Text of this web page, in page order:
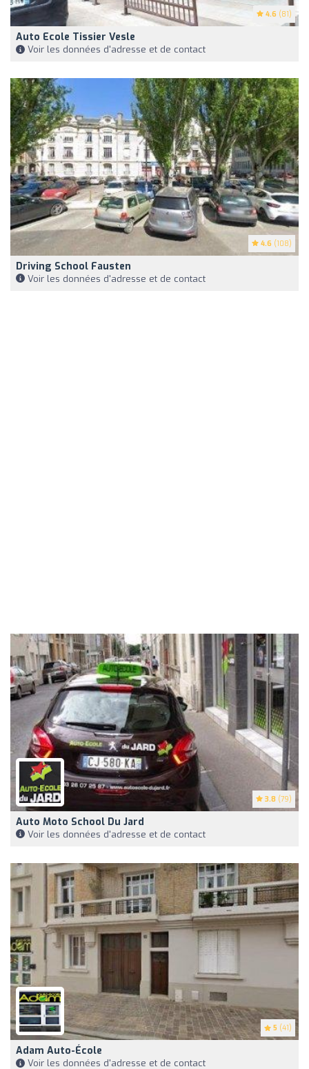
4.6 (81)
Auto Ecole Tissier Vesle
Voir les données d'adresse et de contact
4.6 (108)
Driving School Fausten
Voir les données d'adresse et de contact
3.8 (79)
Auto Moto School Du Jard
Voir les données d'adresse et de contact
5 (41)
Adam Auto-École
Voir les données d'adresse et de contact